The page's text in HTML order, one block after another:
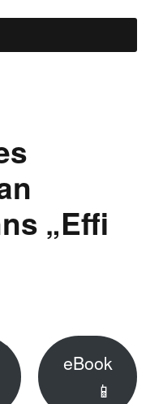
„Effi
eBook
📱